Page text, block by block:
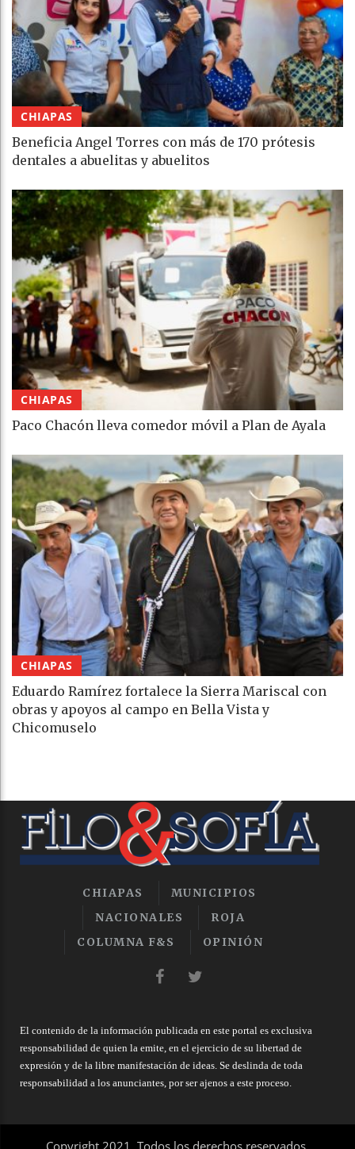
CHIAPAS
Beneficia Angel Torres con más de 170 prótesis
dentales a abuelitas y abuelitos
CHIAPAS
Paco Chacón lleva comedor móvil a Plan de Ayala
CHIAPAS
Eduardo Ramírez fortalece la Sierra Mariscal con
obras y apoyos al campo en Bella Vista y
Chicomuselo
CHIAPAS
MUNICIPIOS
NACIONALES
ROJA
COLUMNA F&S
OPINIÓN
El contenido de la información publicada en este portal es exclusiva
responsabilidad de quien la emite, en el ejercicio de su libertad de
expresión y de la libre manifestación de ideas. Se deslinda de toda
responsabilidad a los anunciantes, por ser ajenos a este proceso.
Copyright 2021. Todos los derechos reservados.